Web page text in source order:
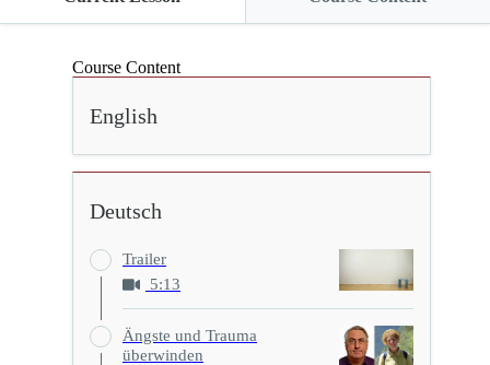
Course Content
English
Deutsch
Trailer
5:13
Ängste und Trauma
überwinden